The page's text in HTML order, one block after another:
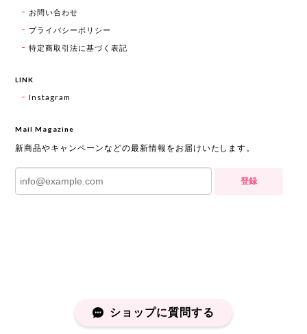
お問い合わせ
プライバシーポリシー
特定商取引法に基づく表記
LINK
Instagram
Mail Magazine
新商品やキャンペーンなどの最新情報をお届けいたします。
登録
ショップに質問する